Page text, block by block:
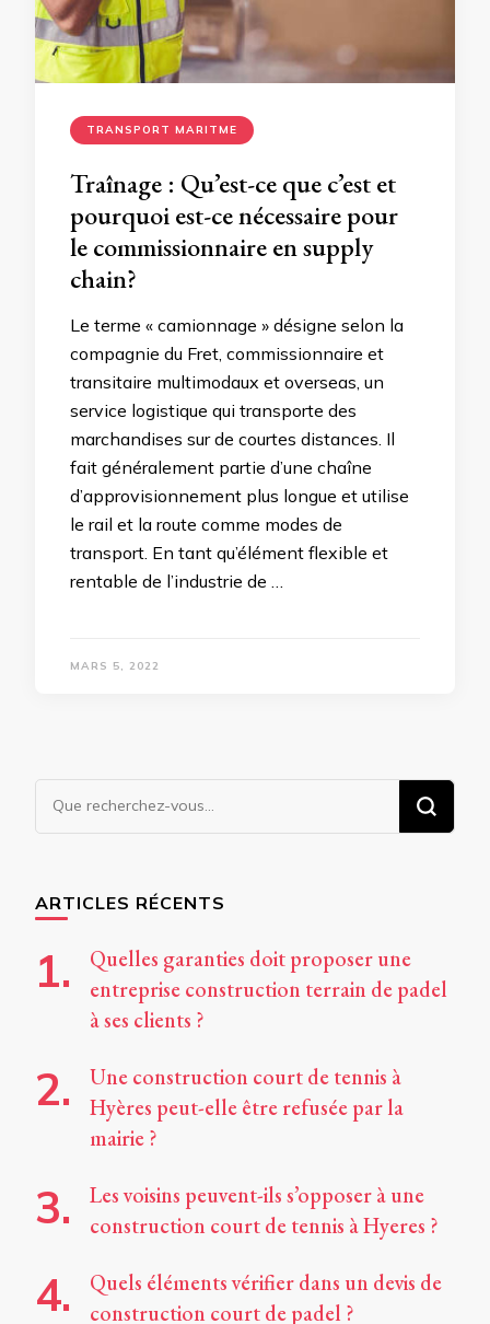
TRANSPORT MARITME
Traînage : Qu’est-ce que c’est et
pourquoi est-ce nécessaire pour
le commissionnaire en supply
chain?
Le terme « camionnage » désigne selon la
compagnie du Fret, commissionnaire et
transitaire multimodaux et overseas, un
service logistique qui transporte des
marchandises sur de courtes distances. Il
fait généralement partie d’une chaîne
d’approvisionnement plus longue et utilise
le rail et la route comme modes de
transport. En tant qu’élément flexible et
rentable de l’industrie de …
MARS 5, 2022
Vous
recherchiez
ARTICLES RÉCENTS
Quelles garanties doit proposer une
entreprise construction terrain de padel
à ses clients ?
Une construction court de tennis à
Hyères peut-elle être refusée par la
mairie ?
Les voisins peuvent-ils s’opposer à une
construction court de tennis à Hyeres ?
Quels éléments vérifier dans un devis de
construction court de padel ?